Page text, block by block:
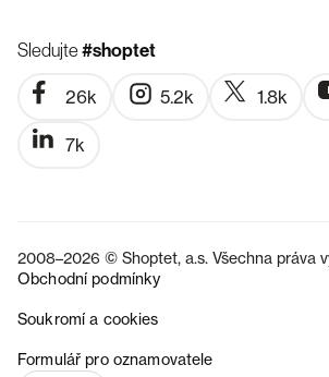
Sledujte#shoptet
26k 5.2k 1.8k
7k
2008–2026 © Shoptet, a.s. Všechna práva
Obchodní podmínky
Soukromí a cookies
Formulář pro oznamovatele